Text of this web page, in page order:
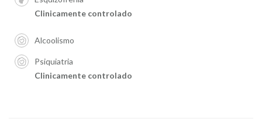
Clinicamente controlado
Alcoolismo
Psiquiatria
Clinicamente controlado